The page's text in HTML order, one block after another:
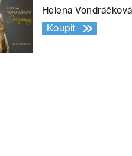
Helena Vondráčková
Koupit